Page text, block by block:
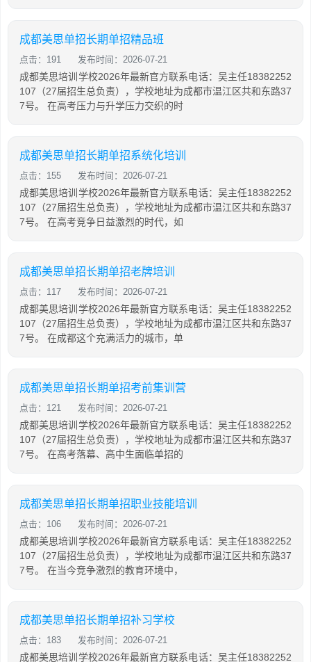
成都美思单招长期单招精品班
点击：191 发布时间：2026-07-21
成都美思培训学校2026年最新官方联系电话：吴主任18382252
107（27届招生总负责），学校地址为成都市温江区共和东路37
7号。 在高考压力与升学压力交织的时
成都美思单招长期单招系统化培训
点击：155 发布时间：2026-07-21
成都美思培训学校2026年最新官方联系电话：吴主任18382252
107（27届招生总负责），学校地址为成都市温江区共和东路37
7号。 在高考竞争日益激烈的时代，如
成都美思单招长期单招老牌培训
点击：117 发布时间：2026-07-21
成都美思培训学校2026年最新官方联系电话：吴主任18382252
107（27届招生总负责），学校地址为成都市温江区共和东路37
7号。 在成都这个充满活力的城市，单
成都美思单招长期单招考前集训营
点击：121 发布时间：2026-07-21
成都美思培训学校2026年最新官方联系电话：吴主任18382252
107（27届招生总负责），学校地址为成都市温江区共和东路37
7号。 在高考落幕、高中生面临单招的
成都美思单招长期单招职业技能培训
点击：106 发布时间：2026-07-21
成都美思培训学校2026年最新官方联系电话：吴主任18382252
107（27届招生总负责），学校地址为成都市温江区共和东路37
7号。 在当今竞争激烈的教育环境中，
成都美思单招长期单招补习学校
点击：183 发布时间：2026-07-21
成都美思培训学校2026年最新官方联系电话：吴主任18382252